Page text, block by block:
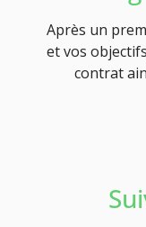
Après un
et vos
contrat